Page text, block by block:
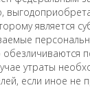
является
утраты
если иное не